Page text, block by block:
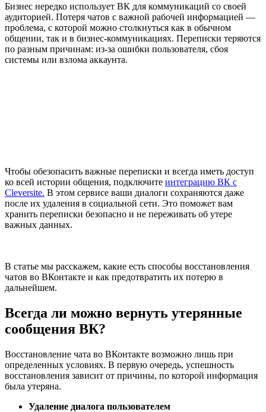
Бизнес нередко использует ВК для коммуникаций со своей
аудиторией. Потеря чатов с важной рабочей информацией —
проблема, с которой можно столкнуться как в обычном
общении, так и в бизнес-коммуникациях. Переписки теряются
по разным причинам: из-за ошибки пользователя, сбоя
системы или взлома аккаунта.
Чтобы обезопасить важные переписки и всегда иметь доступ
ко всей истории общения, подключите интеграцию ВК с
Cleversite. В этом сервисе ваши диалоги сохраняются даже
после их удаления в социальной сети. Это поможет вам
хранить переписки безопасно и не переживать об утере
важных данных.
В статье мы расскажем, какие есть способы восстановления
чатов во ВКонтакте и как предотвратить их потерю в
дальнейшем.
Всегда ли можно вернуть утерянные
сообщения ВК?
Восстановление чата во ВКонтакте возможно лишь при
определенных условиях. В первую очередь, успешность
восстановления зависит от причины, по которой информация
была утеряна.
Удаление диалога пользователем